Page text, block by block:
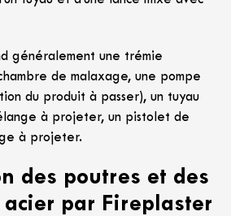
généralement une trémie
de malaxage, une pompe
du produit à passer), un tuyau
à projeter, un pistolet de
à projeter.
des poutres et des
par Fireplaster